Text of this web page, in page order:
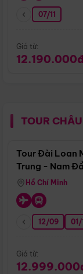
07/11
Giá từ:
TOUR
Tour Đài Loan
Trung - Nam
Hồ Chí Minh
12/09 01/
Giá từ: